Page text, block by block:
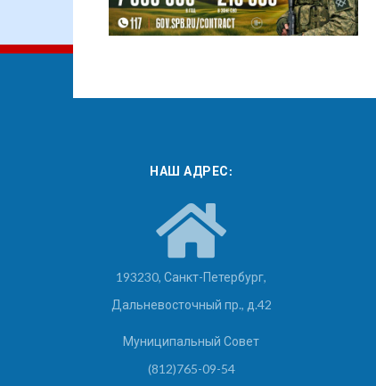
НАШ АДРЕС:
193230, Санкт-Петербург,
Дальневосточный пр., д.42
Муниципальный Совет
(812)765-09-54